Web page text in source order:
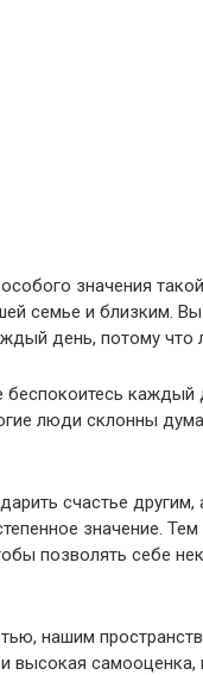
значения
семье и близким.
день, потому что
беспокоитесь
люди склонны
счастье
значение.
позволять себе
нашим
высокая самооценка,